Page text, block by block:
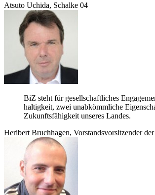
Atsuto Uchida, Schalke 04
BiZ steht für gesell­schaft­li­ches
hal­tig­keit, zwei unab­kömm­li­che
Zukunfts­fä­hig­keit unse­res Landes.
Heri­bert Bruch­ha­gen, Vor­stands­vor­sit­zen­der